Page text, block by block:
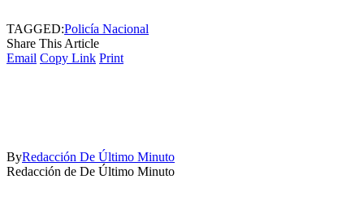
TAGGED:Policía Nacional
Share This Article
Email Copy Link Print
ByRedacción De Último Minuto
Redacción de De Último Minuto